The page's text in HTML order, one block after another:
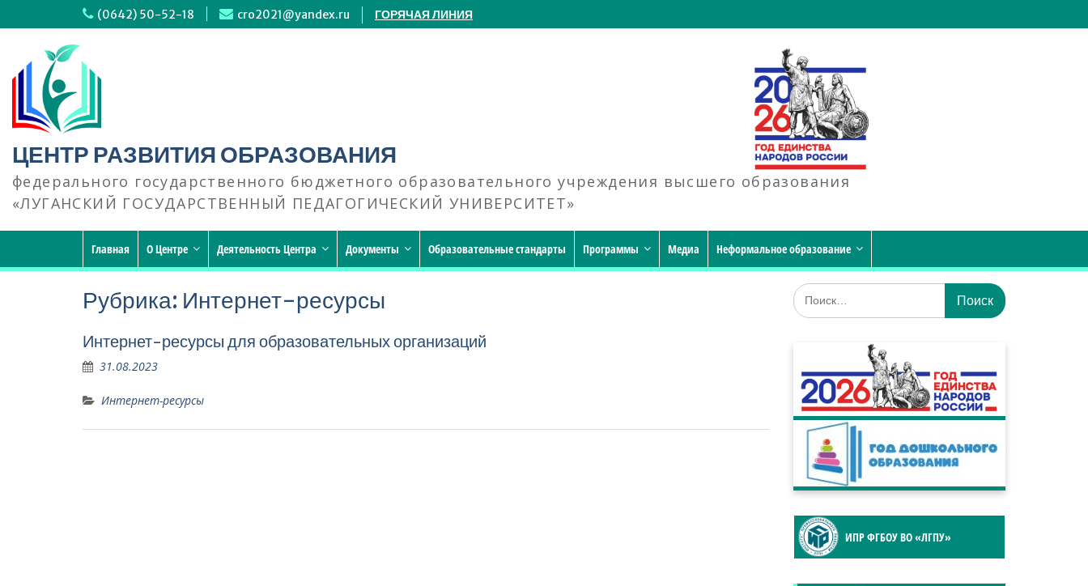
к
содержимому
(0642) 50-52-18 cro2021@yandex.ru ГОРЯЧАЯ ЛИНИЯ
ЦЕНТР РАЗВИТИЯ ОБРАЗОВАНИЯ
федерального государственного бюджетного образовательного учреждения высшего образования
«ЛУГАНСКИЙ ГОСУДАРСТВЕННЫЙ ПЕДАГОГИЧЕСКИЙ УНИВЕРСИТЕТ»
Главная О Центре Деятельность Центра Документы Образовательные стандарты Программы Медиа Неформальное образование
Рубрика: Интернет-ресурсы
Интернет-ресурсы для образовательных организаций
31.08.2023
Интернет-ресурсы
Искать:
ИПР ФГБОУ ВО «ЛГПУ»